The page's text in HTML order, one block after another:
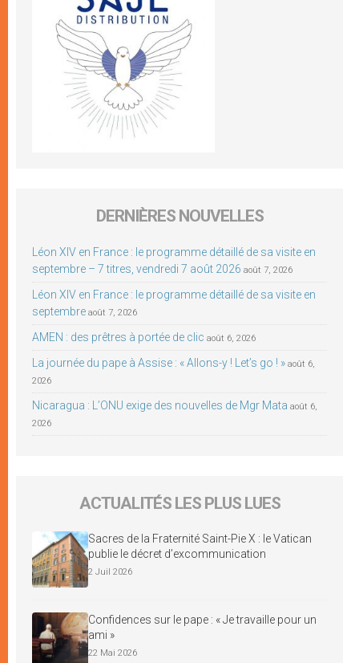
DERNIÈRES NOUVELLES
Léon XIV en France : le programme détaillé de sa visite en
septembre – 7 titres, vendredi 7 août 2026 août 7, 2026
Léon XIV en France : le programme détaillé de sa visite en
septembre août 7, 2026
AMEN : des prêtres à portée de clic août 6, 2026
La journée du pape à Assise : « Allons-y ! Let’s go ! » août 6,
2026
Nicaragua : L’ONU exige des nouvelles de Mgr Mata août 6,
2026
ACTUALITÉS LES PLUS LUES
Sacres de la Fraternité Saint-Pie X : le Vatican
publie le décret d’excommunication
2 Juil 2026
Confidences sur le pape : « Je travaille pour un
ami »
22 Mai 2026